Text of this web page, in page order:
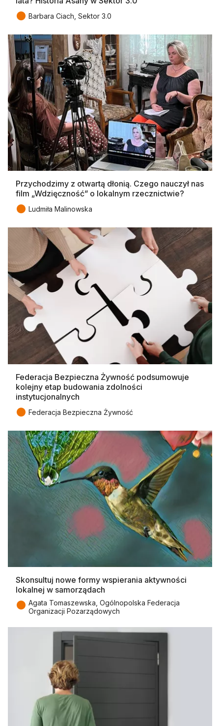
● Barbara Ciach, Sektor 3.0
Przychodzimy z otwartą dłonią. Czego nauczył nas
film „Wdzięczność” o lokalnym rzecznictwie?
● Ludmiła Malinowska
Federacja Bezpieczna Żywność podsumowuje
kolejny etap budowania zdolności
instytucjonalnych
● Federacja Bezpieczna Żywność
Skonsultuj nowe formy wspierania aktywności
lokalnej w samorządach
● Agata Tomaszewska, Ogólnopolska Federacja
Organizacji Pozarządowych